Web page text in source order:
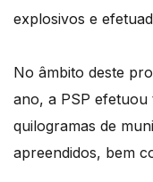
explosivos e
No âmbito deste
ano, a PSP efetuou
quilogramas de
apreendidos, bem